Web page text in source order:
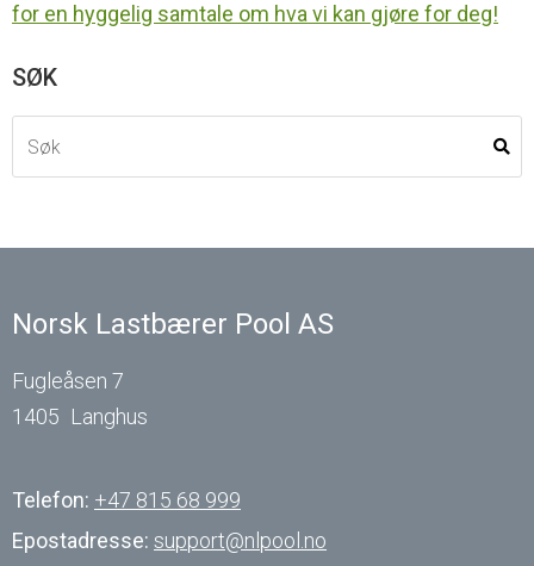
for en hyggelig samtale om hva vi kan gjøre for deg!
SØK
Norsk Lastbærer Pool AS
Fugleåsen 7
1405 Langhus
Telefon: +47 815 68 999
Epostadresse: support@nlpool.no